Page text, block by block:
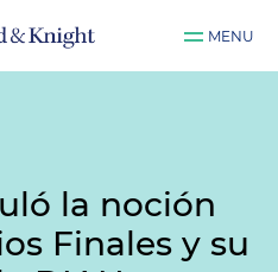
MENU
la noción
Finales y su